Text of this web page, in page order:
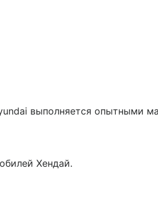
выполняется опытными
Хендай.